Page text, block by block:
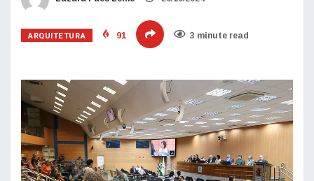
ARQUITETURA 91 3 minute read